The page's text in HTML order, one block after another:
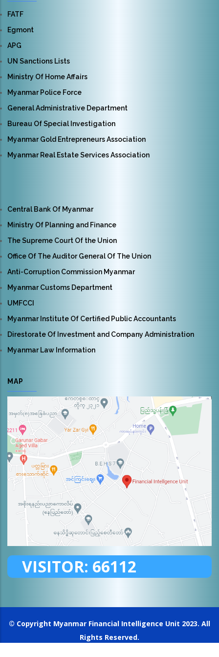
FATF
Egmont
APG
UN Sanctions Lists
Ministry Of Home Affairs
Myanmar Police Force
General Administrative Department
Bureau Of Special Investigation
Myanmar Gold Entrepreneurs Association
Myanmar Real Estate Services Association
Central Bank Of Myanmar
Ministry Of Planning and Finance
The Supreme Court Of the Union
Office Of The Auditor General Of The Union
Anti-Corruption Commission Myanmar
Myanmar Customs Department
UMFCCI
Myanmar Institute Of Certified Public Accountants
Direstorate Of Investment and Company Administration
Myanmar Law Information
MAP
VISITOR: 66112
© Copyright Myanmar Financial Intelligence Unit 2023. All
Rights Reserved.